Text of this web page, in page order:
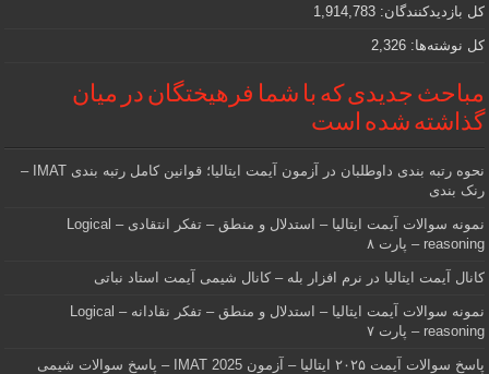
کل بازدیدکنند‌گان:1,914,783
کل نوشته‌ها:2,326
مباحث جدیدی که با شما فرهیختگان در میان
گذاشته شده است
نحوه رتبه بندی داوطلبان در آزمون آیمت ایتالیا؛ قوانین کامل رتبه بندی IMAT –
رنک بندی
نمونه سوالات آیمت ایتالیا – استدلال و منطق – تفکر انتقادی – Logical
reasoning – پارت ۸
کانال آیمت ایتالیا در نرم افزار بله – کانال شیمی آیمت استاد نباتی
نمونه سوالات آیمت ایتالیا – استدلال و منطق – تفکر نقادانه – Logical
reasoning – پارت ۷
پاسخ سوالات آیمت ۲۰۲۵ ایتالیا – آزمون IMAT 2025 – پاسخ سوالات شیمی